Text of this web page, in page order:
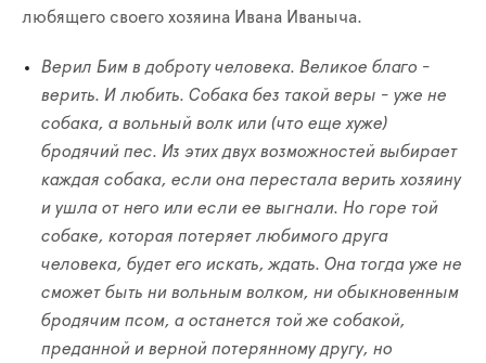
любящего своего хозяина Ивана Иваныча.
Верил Бим в доброту человека. Великое благо -
верить. И любить. Собака без такой веры - уже не
собака, а вольный волк или (что еще хуже)
бродячий пес. Из этих двух возможностей выбирает
каждая собака, если она перестала верить хозяину
и ушла от него или если ее выгнали. Но горе той
собаке, которая потеряет любимого друга
человека, будет его искать, ждать. Она тогда уже не
сможет быть ни вольным волком, ни обыкновенным
бродячим псом, а останется той же собакой,
преданной и верной потерянному другу, но